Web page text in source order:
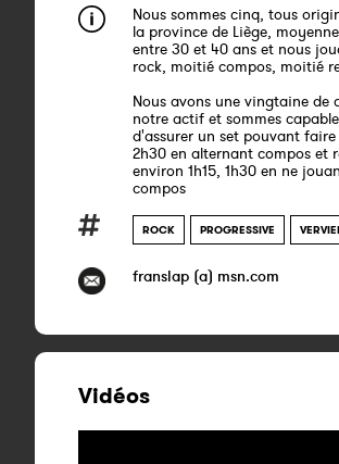
Nous sommes cinq, tous
la province de Liège,
entre 30 et 40 ans et nous
rock, moitié compos, moitié
Nous avons une vingtaine de
notre actif et sommes
d'assurer un set pouvant
2h30 en alternant compos et
environ 1h15, 1h30 en ne
compos
ROCK PROGRESSIVE
franslap (a) msn.com
Vidéos